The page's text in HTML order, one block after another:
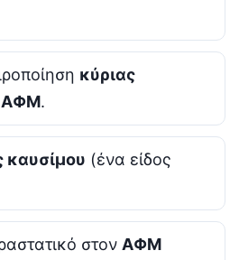
κύριας
ΑΦΜ.
καυσίμου (ένα είδος
στον ΑΦΜ